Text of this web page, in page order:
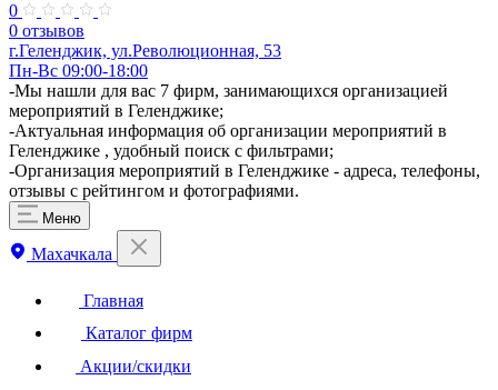
0
0 отзывов
г.Геленджик, ул.Революционная, 53
Пн-Вс 09:00-18:00
-Мы нашли для вас 7 фирм, занимающихся организацией
мероприятий в Геленджике;
-Актуальная информация об организации мероприятий в
Геленджике , удобный поиск с фильтрами;
-Организация мероприятий в Геленджике - адреса, телефоны,
отзывы с рейтингом и фотографиями.
Меню
Махачкала
Главная
Каталог фирм
Акции/скидки